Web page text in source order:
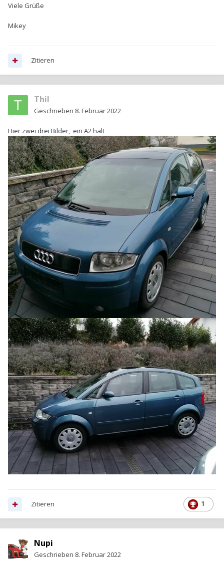
Viele Grüße
Mikey
Zitieren
Thil
Geschrieben 8. Februar 2022
Hier zwei drei Bilder, ein A2 halt
1
Zitieren
Nupi
Geschrieben 8. Februar 2022